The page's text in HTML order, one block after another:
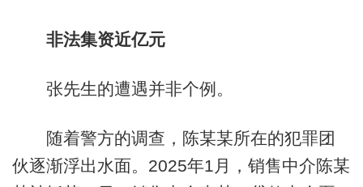
非法集资近亿元
张先生的遭遇并非个例。
随着警方的调查，陈某某所在的犯罪团
伙逐渐浮出水面。2025年1月，销售中介陈某